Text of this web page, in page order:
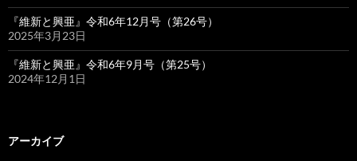
『維新と興亜』令和6年12月号（第26号）
2025年3月23日
『維新と興亜』令和6年9月号（第25号）
2024年12月1日
アーカイブ